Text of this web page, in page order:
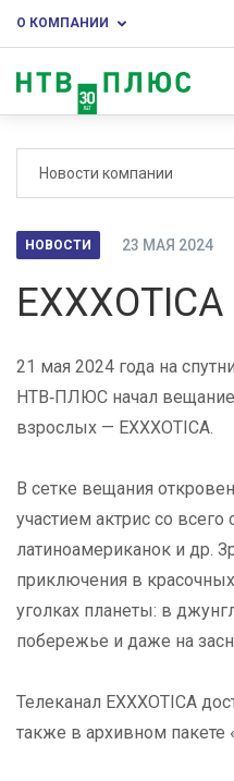
О КОМПАНИИ
Новости компании
НОВОСТИ 23 МАЯ 2024
EXXXOTICA
21 мая 2024 года на
НТВ‑ПЛЮС начал
взрослых — EXXXOTICA.
В сетке вещания
участием актрис со всего
латиноамериканок и др.
приключения в
уголках планеты: в
побережье и даже на
Телеканал EXXXOTICA
также в архивном пакете